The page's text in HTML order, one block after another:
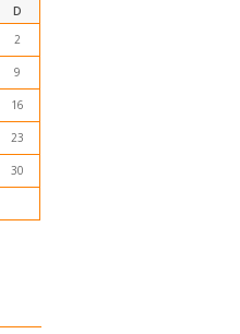
D
2
9
16
23
30